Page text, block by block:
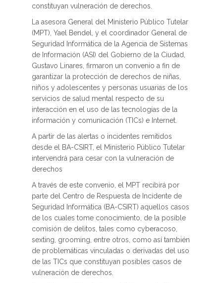
constituyan vulneración de derechos.
La asesora General del Ministerio Público Tutelar
(MPT), Yael Bendel, y el coordinador General de
Seguridad Informática de la Agencia de Sistemas
de Información (ASI) del Gobierno de la Ciudad,
Gustavo Linares, firmaron un convenio a fin de
garantizar la protección de derechos de niñas,
niños y adolescentes y personas usuarias de los
servicios de salud mental respecto de su
interacción en el uso de las tecnologías de la
información y comunicación (TICs) e Internet.
A partir de las alertas o incidentes remitidos
desde el BA-CSIRT, el Ministerio Público Tutelar
intervendrá para cesar con la vulneración de
derechos
A través de este convenio, el MPT recibirá por
parte del Centro de Respuesta de Incidente de
Seguridad Informática (BA-CSIRT) aquellos casos
de los cuales tome conocimiento, de la posible
comisión de delitos, tales como cyberacoso,
sexting, grooming, entre otros, como así también
de problemáticas vinculadas o derivadas del uso
de las TICs que constituyan posibles casos de
vulneración de derechos.